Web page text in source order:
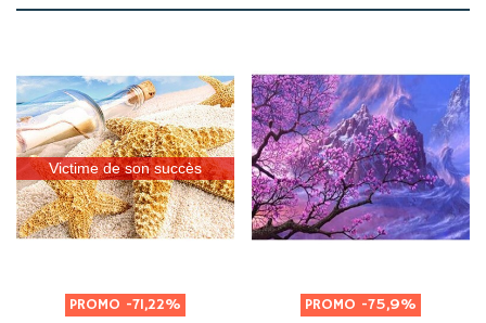
Victime de son succès
PROMO -71,22% PROMO -75,9%